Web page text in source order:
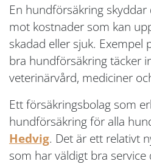
En hundförsäkring
mot kostnader som kan
skadad eller sjuk. Exempel
bra hundförsäkring täcker
veterinärvård, mediciner
Ett försäkringsbolag som
hundförsäkring för alla
Hedvig. Det är ett relativt
som har väldigt bra service